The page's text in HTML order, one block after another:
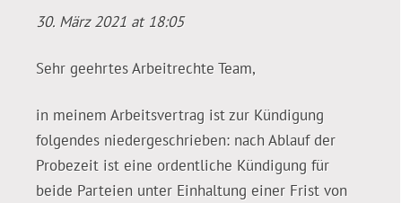
30. März 2021 at 18:05
Sehr geehrtes Arbeitrechte Team,
in meinem Arbeitsvertrag ist zur Kündigung
folgendes niedergeschrieben: nach Ablauf der
Probezeit ist eine ordentliche Kündigung für
beide Parteien unter Einhaltung einer Frist von